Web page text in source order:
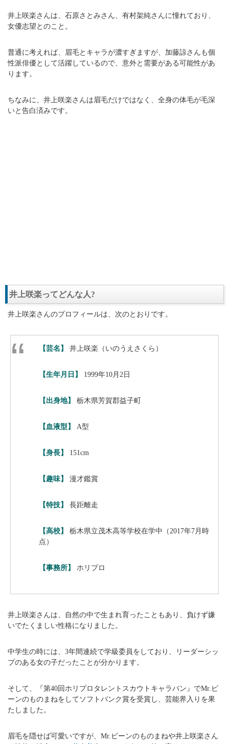
井上咲楽さんは、石原さとみさん、有村架純さんに憧れており、
女優志望とのこと。
普通に考えれば、眉毛とキャラが濃すぎますが、加藤諒さんも個
性派俳優として活躍しているので、意外と需要がある可能性があ
ります。
ちなみに、井上咲楽さんは眉毛だけではなく、全身の体毛が毛深
いと告白済みです。
井上咲楽ってどんな人?
井上咲楽さんのプロフィールは、次のとおりです。
【芸名】 井上咲楽（いのうえさくら）
【生年月日】 1999年10月2日
【出身地】 栃木県芳賀郡益子町
【血液型】 A型
【身長】 151cm
【趣味】 漫才鑑賞
【特技】 長距離走
【高校】
栃木県立茂木高等学校在学中（2017年7月時
点）
【事務所】 ホリプロ
井上咲楽さんは、自然の中で生まれ育ったこともあり、負けず嫌
いでたくましい性格になりました。
中学生の時には、3年間連続で学級委員をしており、リーダーシッ
プのある女の子だったことが分かります。
そして、『第40回ホリプロタレントスカウトキャラバン』でMr.ビ
ーンのものまねをしてソフトバンク賞を受賞し、芸能界入りを果
たしました。
眉毛を隠せば可愛いですが、Mr.ビーンのものまねや井上咲楽さん